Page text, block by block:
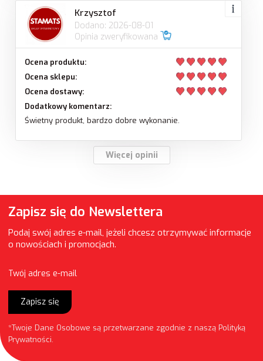
Krzysztof
Dodano: 2026-08-01
Opinia zweryfikowana
Ocena produktu:
Ocena sklepu:
Ocena dostawy:
Dodatkowy komentarz:
Świetny produkt, bardzo dobre wykonanie.
Więcej opinii
Zapisz się do Newslettera
Podaj swój adres e-mail, jeżeli chcesz otrzymywać informacje
o nowościach i promocjach.
Twój adres e-mail
Zapisz się
*Twoje Dane Osobowe są przetwarzane zgodnie z naszą Polityką
Prywatności.